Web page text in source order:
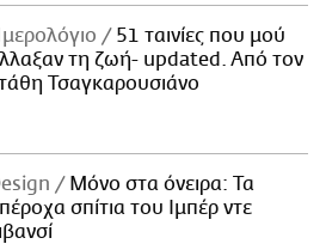
51 ταινίες που μού
τη ζωή- updated. Aπό τον
Τσαγκαρουσιάνο
Μόνο στα όνειρα: Τα
σπίτια του Ιμπέρ ντε